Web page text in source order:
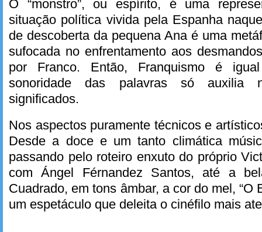
O “monstro”, ou espírito, é uma
situação política vivida pela Espanha
de descoberta da pequena Ana é uma
sufocada no enfrentamento aos
por Franco. Então, Franquismo é
sonoridade das palavras só auxilia
significados.
Nos aspectos puramente técnicos e
Desde a doce e um tanto climática
passando pelo roteiro enxuto do próprio
com Ángel Férnandez Santos, até a
Cuadrado, em tons âmbar, a cor do mel, “O
um espetáculo que deleita o cinéfilo mais